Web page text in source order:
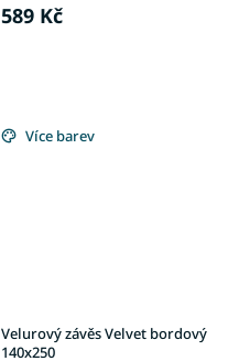
589 Kč
Více barev
Velurový závěs Velvet bordový
140x250